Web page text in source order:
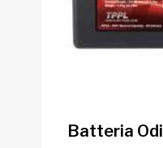
Batteria